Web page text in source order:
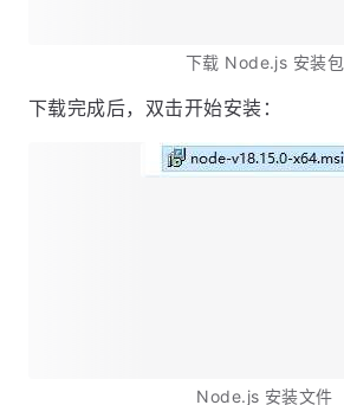
下载 Node.js 安装包
下载完成后，双击开始安装：
Node.js 安装文件